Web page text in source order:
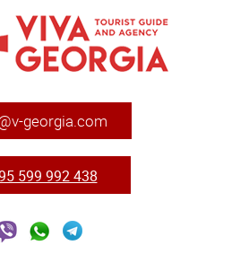
georgia.com
599 992 438